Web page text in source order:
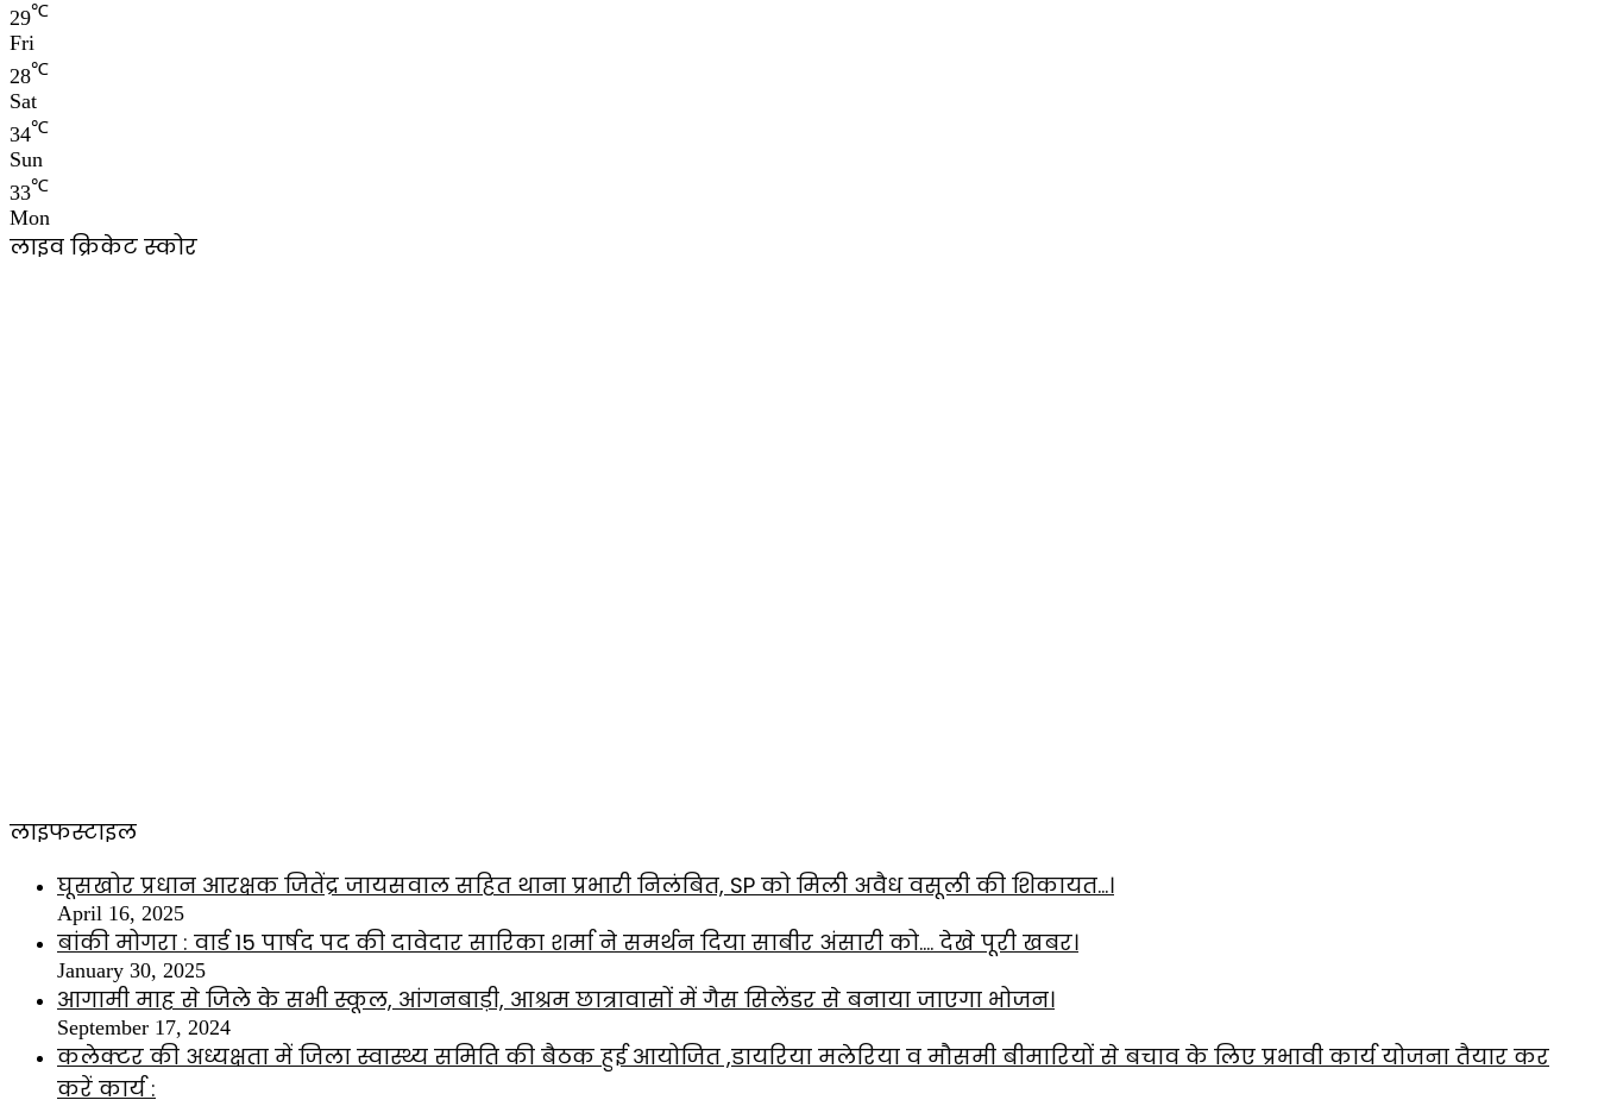
29℃
Fri
28℃
Sat
34℃
Sun
33℃
Mon
लाइव क्रिकेट स्कोर
लाइफस्टाइल
घूसखोर प्रधान आरक्षक जितेंद्र जायसवाल सहित थाना प्रभारी निलंबित, SP को मिली अवैध वसूली की शिकायत…।
April 16, 2025
बांकी मोगरा : वार्ड 15 पार्षद पद की दावेदार सारिका शर्मा ने समर्थन दिया साबीर अंसारी को…. देखे पूरी खबर।
January 30, 2025
आगामी माह से जिले के सभी स्कूल, आंगनबाड़ी, आश्रम छात्रावासों में गैस सिलेंडर से बनाया जाएगा भोजन।
September 17, 2024
कलेक्टर की अध्यक्षता में जिला स्वास्थ्य समिति की बैठक हुई आयोजित ,डायरिया मलेरिया व मौसमी बीमारियों से बचाव के लिए प्रभावी कार्य योजना तैयार कर
करें कार्य :